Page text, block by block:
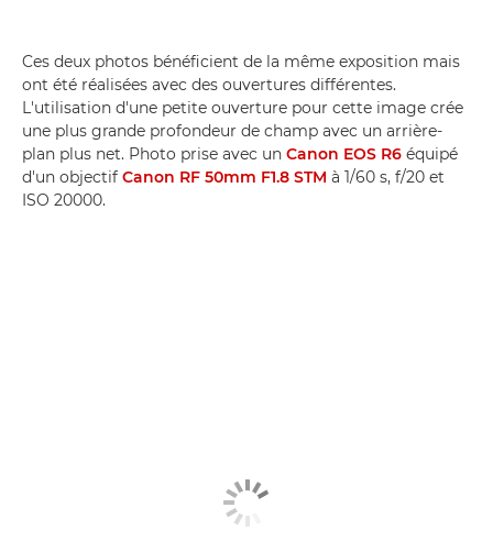
Ces deux photos bénéficient de la même exposition mais
ont été réalisées avec des ouvertures différentes.
L'utilisation d'une petite ouverture pour cette image crée
une plus grande profondeur de champ avec un arrière-
plan plus net. Photo prise avec un Canon EOS R6 équipé
d'un objectif Canon RF 50mm F1.8 STM à 1/60 s, f/20 et
ISO 20000.